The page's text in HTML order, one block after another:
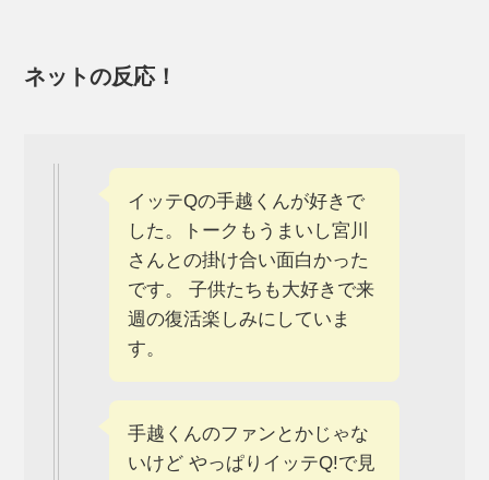
ネットの反応！
イッテQの手越くんが好きで
した。トークもうまいし宮川
さんとの掛け合い面白かった
です。 子供たちも大好きで来
週の復活楽しみにしていま
す。
手越くんのファンとかじゃな
いけど やっぱりイッテQ!で見